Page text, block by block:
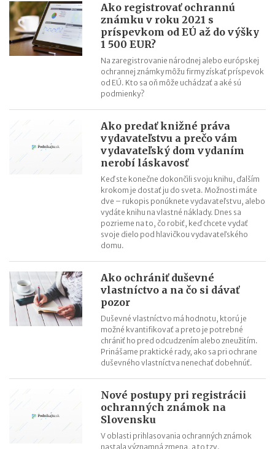
Ako registrovať ochrannú
známku v roku 2021 s
príspevkom od EÚ až do výšky
1 500 EUR?
Na zaregistrovanie národnej alebo európskej
ochrannej známky môžu firmy získať príspevok
od EÚ. Kto sa oň môže uchádzať a aké sú
podmienky?
Ako predať knižné práva
vydavateľstvu a prečo vám
vydavateľský dom vydaním
nerobí láskavosť
Keď ste konečne dokončili svoju knihu, ďalším
krokom je dostať ju do sveta. Možnosti máte
dve – rukopis ponúknete vydavateľstvu, alebo
vydáte knihu na vlastné náklady. Dnes sa
pozrieme na to, čo robiť, keď chcete vydať
svoje dielo pod hlavičkou vydavateľského
domu.
Ako ochrániť duševné
vlastníctvo a na čo si dávať
pozor
Duševné vlastníctvo má hodnotu, ktorú je
možné kvantifikovať a preto je potrebné
chrániť ho pred odcudzením alebo zneužitím.
Prinášame praktické rady, ako sa pri ochrane
duševného vlastníctva nenechať dobehnúť.
Nové postupy pri registrácii
ochranných známok na
Slovensku
V oblasti prihlasovania ochranných známok
nastala významná zmena, a to tzv.